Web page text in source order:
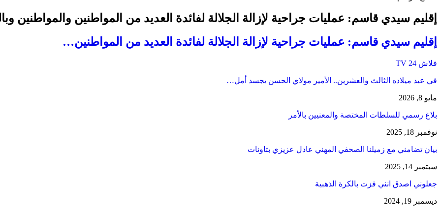
إقليم سيدي قاسم: عمليات جراحية لإزالة الجلالة لفائدة العديد من المواطنين والمواطنين
إقليم سيدي قاسم: عمليات جراحية لإزالة الجلالة لفائدة العديد من المواطنين…
فلاش 24 TV
في عيد ميلاده الثالث والعشرين.. الأمير مولاي الحسن يجسد أمل…
مايو 8, 2026
بلاغ رسمي للسلطات المختصة والمعنيين بالأمر
نوفمبر 18, 2025
بيان تضامني مع زميلنا الصحفي المهني عادل عزيزي بتاونات
سبتمبر 14, 2025
جعلوني اصدق انني فزت بالكرة الذهبية
ديسمبر 19, 2024